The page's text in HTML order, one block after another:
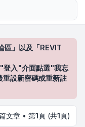
」以及「REVIT
登入"介面點選"我忘
設新密碼或重新註
文章 • 第1頁 (共1頁)